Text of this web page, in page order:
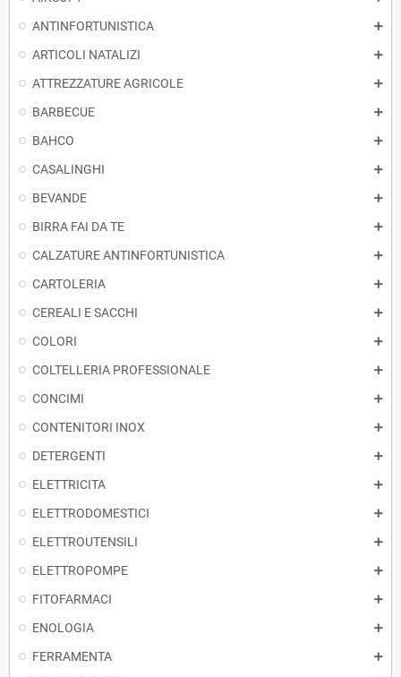
ANTINFORTUNISTICA
ARTICOLI NATALIZI
ATTREZZATURE AGRICOLE
BARBECUE
BAHCO
CASALINGHI
BEVANDE
BIRRA FAI DA TE
CALZATURE ANTINFORTUNISTICA
CARTOLERIA
CEREALI E SACCHI
COLORI
COLTELLERIA PROFESSIONALE
CONCIMI
CONTENITORI INOX
DETERGENTI
ELETTRICITA
ELETTRODOMESTICI
ELETTROUTENSILI
ELETTROPOMPE
FITOFARMACI
ENOLOGIA
FERRAMENTA